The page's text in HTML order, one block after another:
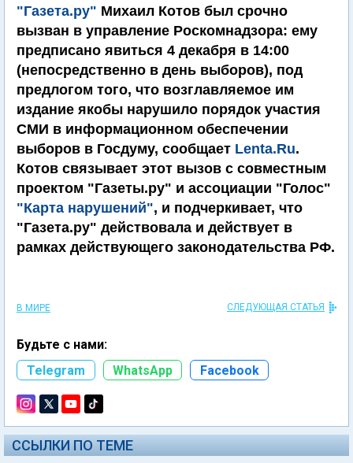
"Газета.ру" Михаил Котов был срочно
вызван в управление Роскомнадзора: ему
предписано явиться 4 декабря в 14:00
(непосредственно в день выборов), под
предлогом того, что возглавляемое им
издание якобы нарушило порядок участия
СМИ в информационном обеспечении
выборов в Госдуму, сообщает Lenta.Ru.
Котов связывает этот вызов с совместным
проектом "Газеты.ру" и ассоциации "Голос"
"Карта нарушений", и подчеркивает, что
"Газета.ру" действовала и действует в
рамках действующего законодательства РФ.
В МИРЕ СЛЕДУЮЩАЯ СТАТЬЯ
Будьте с нами:
Telegram
WhatsApp Facebook
ССЫЛКИ ПО ТЕМЕ